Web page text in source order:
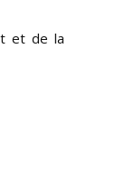
et de la